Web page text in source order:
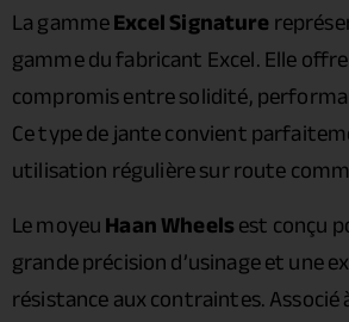
La gammeExcel Signature
gamme du fabricant Excel. Elle
compromis entre solidité,
Ce type de jante convient
utilisation régulière sur route
Le moyeuHaan Wheelsest conçu
grande précision d’usinage et une
résistance aux contraintes. Associé